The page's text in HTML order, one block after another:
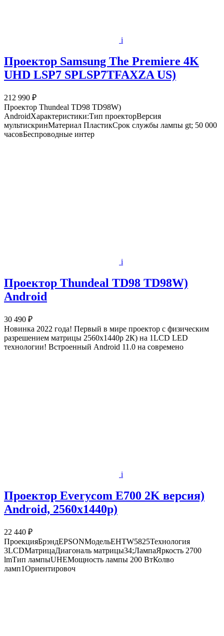
i
Проектор Samsung The Premiere 4K
UHD LSP7 SPLSP7TFAXZA US)
212 990 ₽
Проектор Thundeal TD98 TD98W)
AndroidХарактеристики:Тип проекторВерсия
мультискринМатериал ПластикСрок службы лампы gt; 50 000
часовБеспроводные интер
i
Проектор Thundeal TD98 TD98W)
Android
30 490 ₽
Новинка 2022 года! Первый в мире проектор с физическим
разрешением матрицы 2560х1440р 2К) на 1LCD LED
технологии! Встроенный Android 11.0 на современо
i
Проектор Everycom E700 2K версия)
Android, 2560х1440p)
22 440 ₽
ПроекцияБрэндEPSONМодельEHTW5825Технология
3LCDМатрицаДиагональ матрицы34;ЛампаЯркость 2700
lmТип лампыUHEМощность лампы 200 ВтКолво
ламп1Ориентировоч